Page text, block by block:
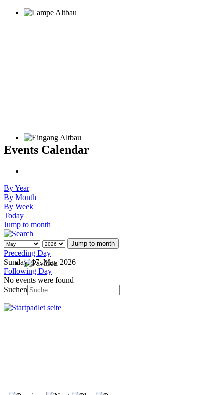
Events Calendar
By Year
By Month
By Week
Today
Jump to month
Jump to month
Preceding Day
Sunday, 17. May 2026
Following Day
No events were found
Suchen